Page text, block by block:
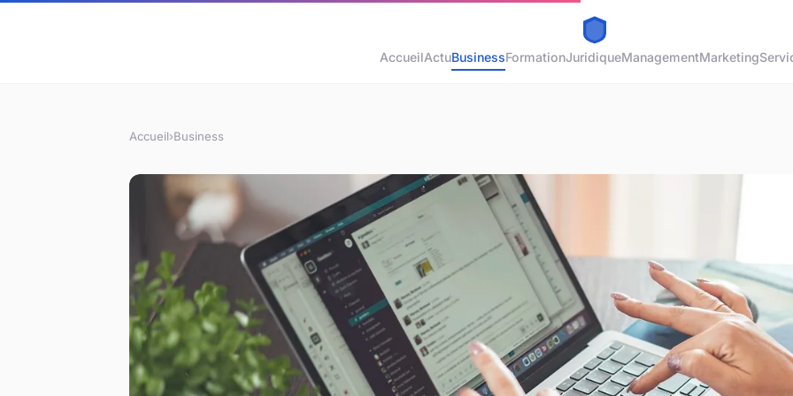
AccueilActuBusinessFormationJuridiqueManagementMarketing
Accueil›Business